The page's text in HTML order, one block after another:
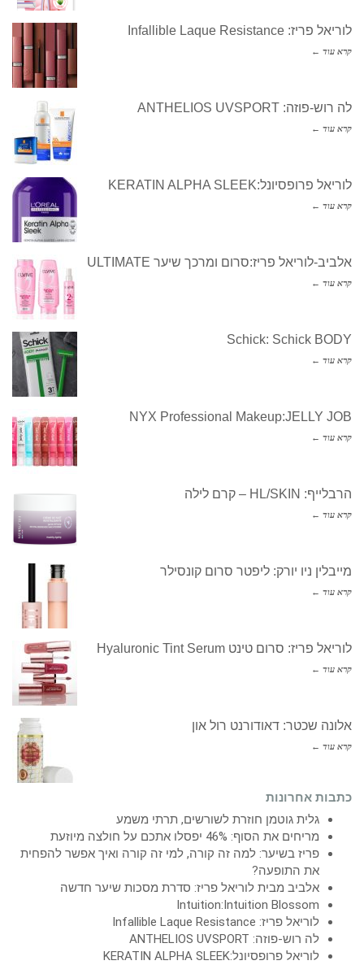
לוריאל פריז: Infallible Laque Resistance
קרא עוד ←
לה רוש-פוזה: ANTHELIOS UVSPORT
קרא עוד ←
לוריאל פרופסיונל:KERATIN ALPHA SLEEK
קרא עוד ←
אלביב-לוריאל פריז:סרום ומרכך שיער ULTIMATE
קרא עוד ←
Schick: Schick BODY
קרא עוד ←
NYX Professional Makeup:JELLY JOB
קרא עוד ←
הרבלייף: HL/SKIN – קרם לילה
קרא עוד ←
מייבלין ניו יורק: ליפטר סרום קונסילר
קרא עוד ←
לוריאל פריז: סרום טינט Hyaluronic Tint Serum
קרא עוד ←
אלונה שכטר: דאודורנט רול און
קרא עוד ←
כתבות אחרונות
גלית גוטמן חוזרת לשורשים, תרתי משמע
מריחים את הסוף: 46% יפסלו אתכם על חולצה מיוזעת
פריז בשיער: למה זה קורה, למי זה קורה ואיך אפשר להפחית
את התופעה?
אלביב מבית לוריאל פריז: סדרת מסכות שיער חדשה
Intuition:Intuition Blossom
לוריאל פריז: Infallible Laque Resistance
לה רוש-פוזה: ANTHELIOS UVSPORT
לוריאל פרופסיונל:KERATIN ALPHA SLEEK